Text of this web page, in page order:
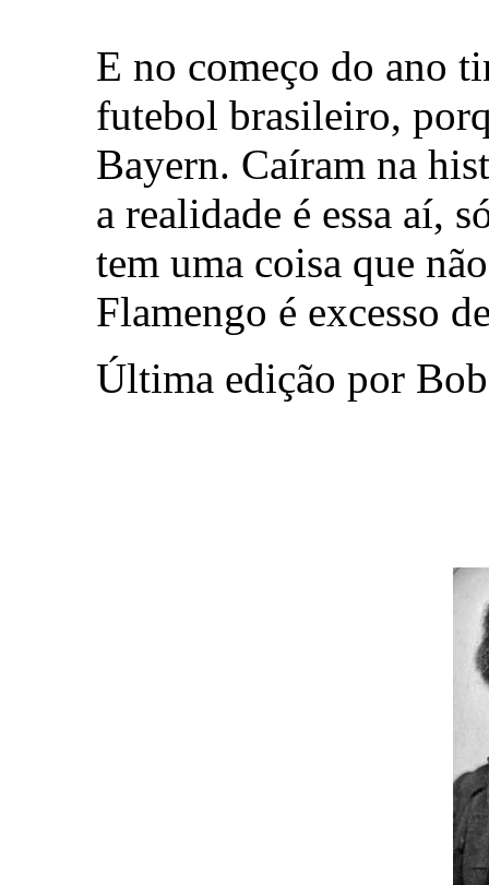
E no começo do ano
futebol brasileiro,
Bayern. Caíram na
a realidade é essa aí,
tem uma coisa que
Flamengo é excesso
Última edição por